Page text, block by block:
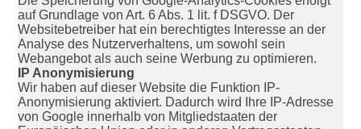
auf Grundlage von Art. 6 Abs. 1 lit. f DSGVO. Der
Websitebetreiber hat ein berechtigtes Interesse an der
Analyse des Nutzerverhaltens, um sowohl sein
Webangebot als auch seine Werbung zu optimieren.
IP Anonymisierung
Wir haben auf dieser Website die Funktion IP-
Anonymisierung aktiviert. Dadurch wird Ihre IP-Adresse
von Google innerhalb von Mitgliedstaaten der